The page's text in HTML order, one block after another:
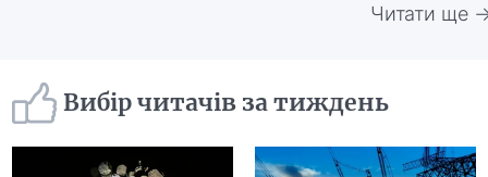
Читати ще
Вибір читачів за тиждень